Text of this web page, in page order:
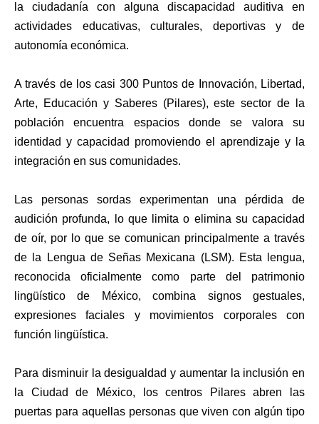
la ciudadanía con alguna discapacidad auditiva en
actividades educativas, culturales, deportivas y de
autonomía económica.
A través de los casi 300 Puntos de Innovación, Libertad,
Arte, Educación y Saberes (Pilares), este sector de la
población encuentra espacios donde se valora su
identidad y capacidad promoviendo el aprendizaje y la
integración en sus comunidades.
Las personas sordas experimentan una pérdida de
audición profunda, lo que limita o elimina su capacidad
de oír, por lo que se comunican principalmente a través
de la Lengua de Señas Mexicana (LSM). Esta lengua,
reconocida oficialmente como parte del patrimonio
lingüístico de México, combina signos gestuales,
expresiones faciales y movimientos corporales con
función lingüística.
Para disminuir la desigualdad y aumentar la inclusión en
la Ciudad de México, los centros Pilares abren las
puertas para aquellas personas que viven con algún tipo